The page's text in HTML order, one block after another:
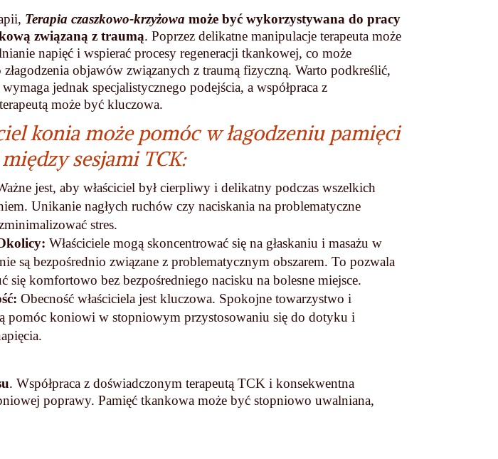
Terapia czaszkowo-krzyżowa może być wykorzystywana do pracy
związaną z traumą. Poprzez delikatne manipulacje terapeuta może
napięć i wspierać procesy regeneracji tkankowej, co może
objawów związanych z traumą fizyczną. Warto podkreślić,
jednak specjalistycznego podejścia, a współpraca z
może być kluczowa.
konia może pomóc w łagodzeniu pamięci
sesjami TCK:
jest, aby właściciel był cierpliwy i delikatny podczas wszelkich
Unikanie nagłych ruchów czy naciskania na problematyczne
stres.
Właściciele mogą skoncentrować się na głaskaniu i masażu w
są bezpośrednio związane z problematycznym obszarem. To pozwala
się komfortowo bez bezpośredniego nacisku na bolesne miejsce.
Obecność właściciela jest kluczowa. Spokojne towarzystwo i
pomóc koniowi w stopniowym przystosowaniu się do dotyku i
. Współpraca z doświadczonym terapeutą TCK i konsekwentna
poprawy. Pamięć tkankowa może być stopniowo uwalniana,